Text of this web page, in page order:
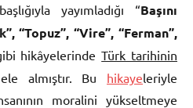
yayımladığı “Başını
“Topuz”, “Vire”, “Ferman”,
hikâyelerindeTürk tarihinin
almıştır. Bu hikayeleriyle
moralini yükseltmeye